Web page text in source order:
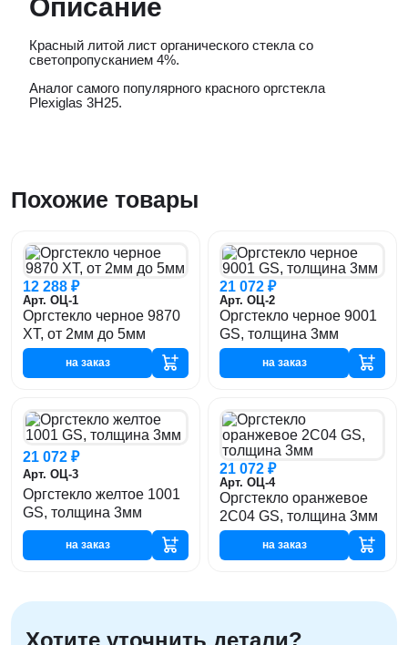
Описание
Красный литой лист органического стекла со
светопропусканием 4%.
Аналог самого популярного красного оргстекла
Plexiglas 3H25.
Похожие товары
12 288 ₽
Арт. ОЦ-1
Оргстекло черное 9870
XT, от 2мм до 5мм
на заказ
21 072 ₽
Арт. ОЦ-2
Оргстекло черное 9001
GS, толщина 3мм
на заказ
21 072 ₽
Арт. ОЦ-3
Оргстекло желтое 1001
GS, толщина 3мм
на заказ
21 072 ₽
Арт. ОЦ-4
Оргстекло оранжевое
2C04 GS, толщина 3мм
на заказ
Хотите уточнить детали?